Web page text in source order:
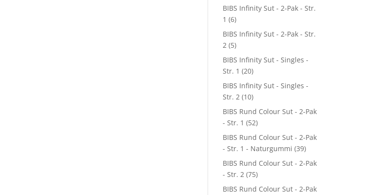
BIBS Infinity Sut - 2-Pak - Str.
1 (6)
BIBS Infinity Sut - 2-Pak - Str.
2 (5)
BIBS Infinity Sut - Singles -
Str. 1 (20)
BIBS Infinity Sut - Singles -
Str. 2 (10)
BIBS Rund Colour Sut - 2-Pak
- Str. 1 (52)
BIBS Rund Colour Sut - 2-Pak
- Str. 1 - Naturgummi (39)
BIBS Rund Colour Sut - 2-Pak
- Str. 2 (75)
BIBS Rund Colour Sut - 2-Pak